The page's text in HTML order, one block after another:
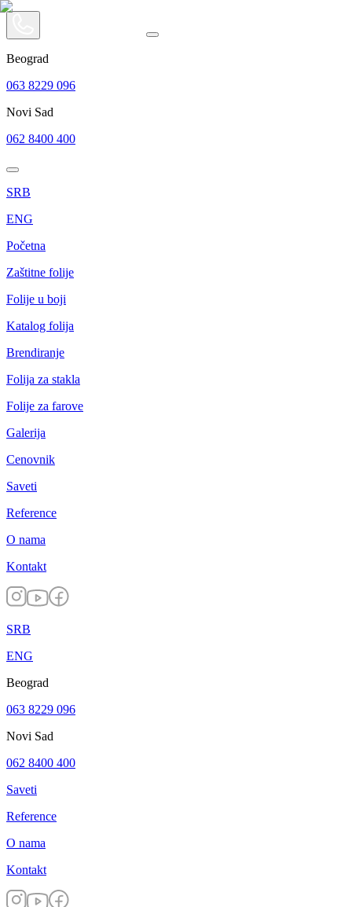
Beograd
063 8229 096
Novi Sad
062 8400 400
SRB
ENG
Početna
Zaštitne folije
Folije u boji
Katalog folija
Brendiranje
Folija za stakla
Folije za farove
Galerija
Cenovnik
Saveti
Reference
O nama
Kontakt
SRB
ENG
Beograd
063 8229 096
Novi Sad
062 8400 400
Saveti
Reference
O nama
Kontakt